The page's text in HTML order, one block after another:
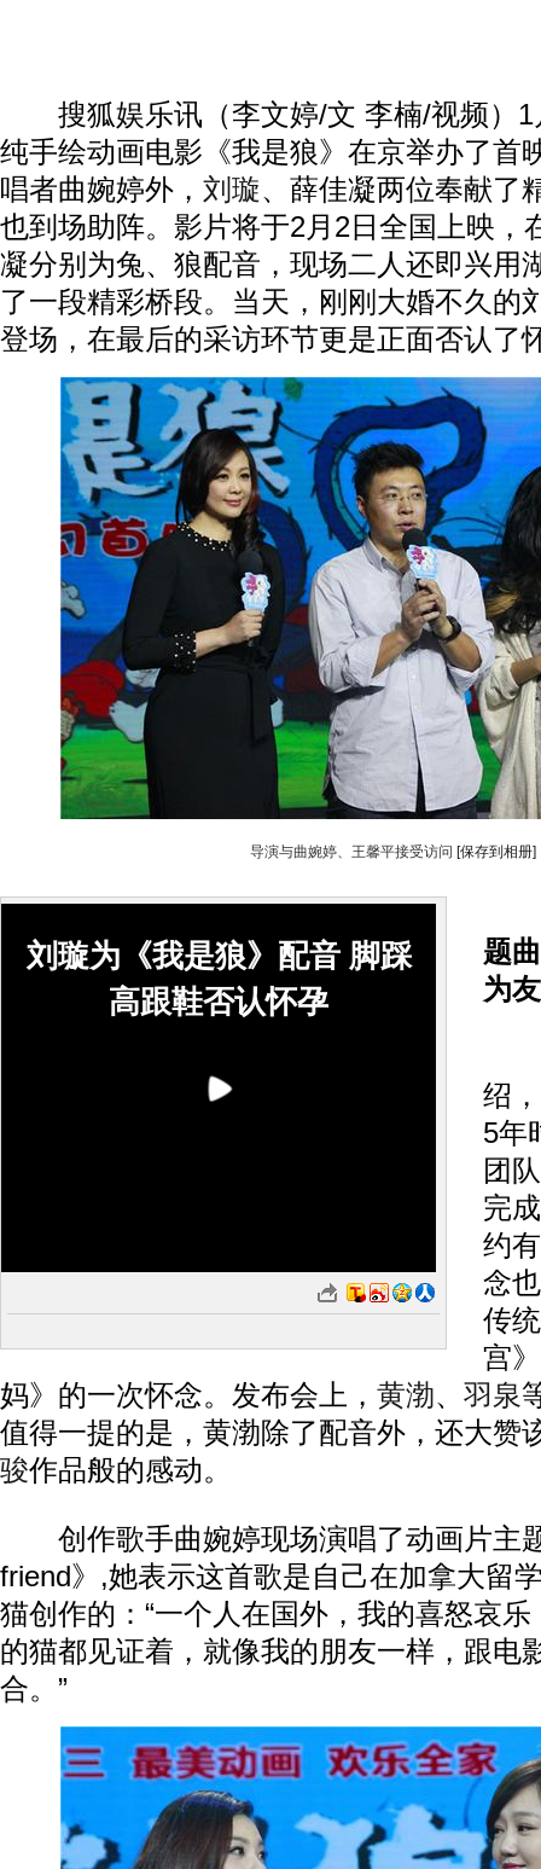
搜狐娱乐讯（李文婷/文 李楠/视频）1
纯手绘动画电影《我是狼》在京举办了首
唱者曲婉婷外， 刘璇、薛佳凝两位奉献了
也到场助阵。影片将于2月2日全国上映，
凝分别为兔、狼配音，现场二人还即兴用
了一段精彩桥段。当天，刚刚大婚不久的
登场，在最后的采访环节更是正面否认了
导演与曲婉婷、王馨平接受访问 [保存到相册]
刘璇为《我是狼》配音 脚踩
高跟鞋否认怀孕
题
为友
绍
5年
团
完
约
念
传
宫
妈》的一次怀念。发布会上， 黄渤、 羽泉
值得一提的是，黄渤除了配音外，还大赞
骏作品般的感动。
创作歌手曲婉婷现场演唱了动画片主
friend》,她表示这首歌是自己在加拿大留
猫创作的：“一个人在国外，我的喜怒哀
的猫都见证着，就像我的朋友一样，跟电
合。”